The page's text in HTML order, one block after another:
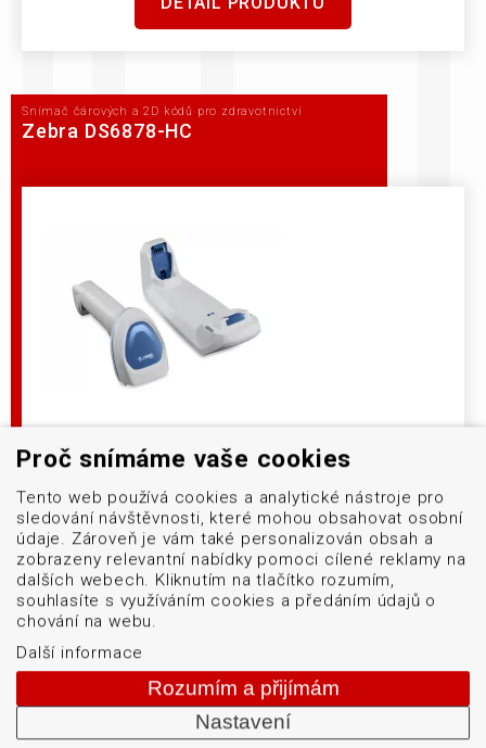
Snímač čárových a 2D kódů pro zdravotnictví
Zebra DS6878-HC
automatizovat sběr dat, zvyšovat produktivitu
ve zdravotnictví.
DETAIL PRODUKTU
Snímač čárových a 2D kódů pro zdravotnictví
Zebra DS8100-HC
Proč snímáme vaše cookies
Tento web používá cookies a analytické nástroje pro
sledování návštěvnosti, které mohou obsahovat osobní
údaje. Zároveň je vám také personalizován obsah a
zobrazeny relevantní nabídky pomoci cílené reklamy na
dalších webech. Kliknutím na tlačítko rozumím,
souhlasíte s využíváním cookies a předáním údajů o
chování na webu.
Další informace
Rozumím a přijímám
Nastavení